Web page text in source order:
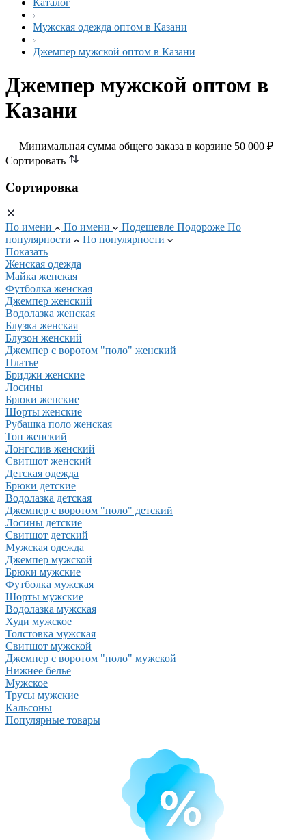
Каталог
Мужская одежда оптом в Казани
Джемпер мужской оптом в Казани
Джемпер мужской оптом в
Казани
Минимальная сумма общего заказа в корзине 50 000 ₽
Сортировать
Сортировка
По имени По имени Подешевле Подороже По
популярности
По популярности
Показать
Женская одежда
Майка женская
Футболка женская
Джемпер женский
Водолазка женская
Блузка женская
Блузон женский
Джемпер с воротом "поло" женский
Платье
Бриджи женские
Лосины
Брюки женские
Шорты женские
Рубашка поло женская
Топ женский
Лонгслив женский
Свитшот женский
Детская одежда
Брюки детские
Водолазка детская
Джемпер с воротом "поло" детский
Лосины детские
Свитшот детский
Мужская одежда
Джемпер мужской
Брюки мужские
Футболка мужская
Шорты мужские
Водолазка мужская
Худи мужское
Толстовка мужская
Свитшот мужской
Джемпер с воротом "поло" мужской
Нижнее белье
Мужское
Трусы мужские
Кальсоны
Популярные товары